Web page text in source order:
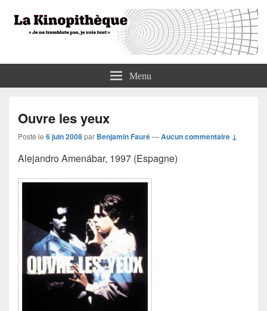
La KinopithèqueMenu
Ouvre les yeux
Posté le 6 juin 2008par Benjamin Fauré—Aucun commentaire ↓
Alejandro Amenábar, 1997 (Espagne)